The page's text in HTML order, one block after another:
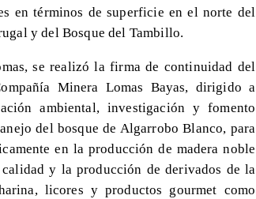
en términos de superficie en el norte del
y del Bosque del Tambillo.
se realizó la firma de continuidad del
Minera Lomas Bayas, dirigido a
ambiental, investigación y fomento
del bosque de Algarrobo Blanco, para
en la producción de madera noble
y la producción de derivados de la
licores y productos gourmet como